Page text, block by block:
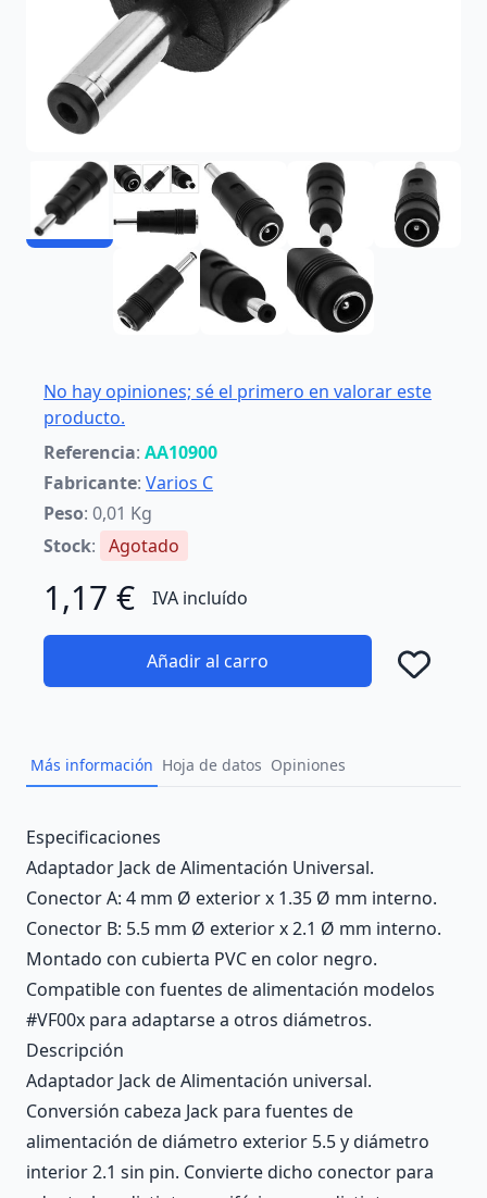
No hay opiniones; sé el primero en valorar este
producto.
Referencia: AA10900
Fabricante: Varios C
Peso: 0,01 Kg
Stock: Agotado
1,17 € IVA incluído
Añadir al carro
Más información Hoja de datos Opiniones
Description
Especificaciones
Adaptador Jack de Alimentación Universal.
Conector A: 4 mm Ø exterior x 1.35 Ø mm interno.
Conector B: 5.5 mm Ø exterior x 2.1 Ø mm interno.
Montado con cubierta PVC en color negro.
Compatible con fuentes de alimentación modelos
#VF00x para adaptarse a otros diámetros.
Descripción
Adaptador Jack de Alimentación universal.
Conversión cabeza Jack para fuentes de
alimentación de diámetro exterior 5.5 y diámetro
interior 2.1 sin pin. Convierte dicho conector para